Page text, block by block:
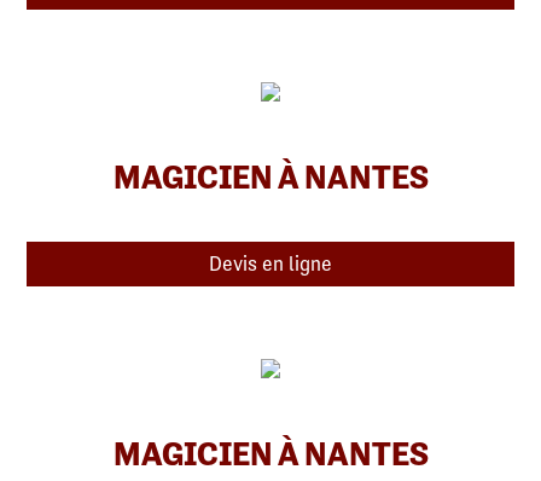
MAGICIEN À NANTES
Devis en ligne
MAGICIEN À NANTES